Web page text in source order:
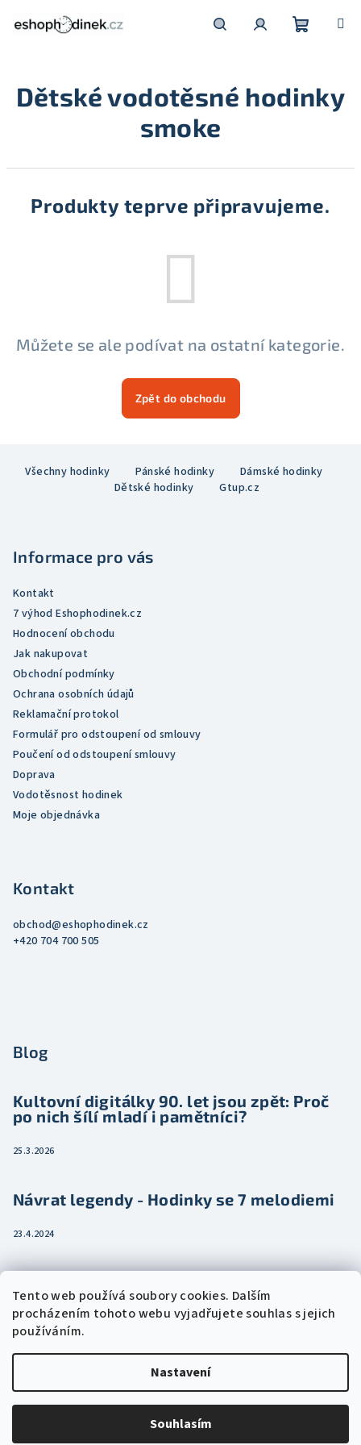
Tento web používá soubory cookies. Dalším
procházením tohoto webu vyjadřujete souhlas s jejich
používáním.
Nastavení
Souhlasím
košík
Dětské vodotěsné hodinky
smoke
Produkty teprve připravujeme.
Můžete se ale podívat na ostatní kategorie.
Zpět do obchodu
Všechny hodinky Pánské hodinky
Dámské hodinky
Dětské hodinky
Gtup.cz
Informace pro vás
Kontakt
7 výhod Eshophodinek.cz
Hodnocení obchodu
Jak nakupovat
Obchodní podmínky
Ochrana osobních údajů
Reklamační protokol
Formulář pro odstoupení od smlouvy
Poučení od odstoupení smlouvy
Doprava
Vodotěsnost hodinek
Moje objednávka
Kontakt
obchod@eshophodinek.cz
+420 704 700 505
Blog
Kultovní digitálky 90. let jsou zpět: Proč
po nich šílí mladí i pamětníci?
25.3.2026
Návrat legendy - Hodinky se 7 melodiemi
23.4.2024
jako dárek
15.2.2024